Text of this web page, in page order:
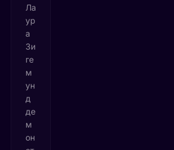
Ла
ур
а
Зи
ге
м
ун
д
де
м
он